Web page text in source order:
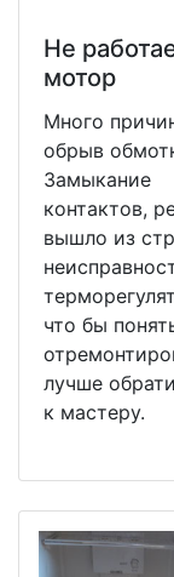
Не
мотор
Много
обрыв
Замыкание
контактов,
вышло из
что бы
лучше
к мастеру.